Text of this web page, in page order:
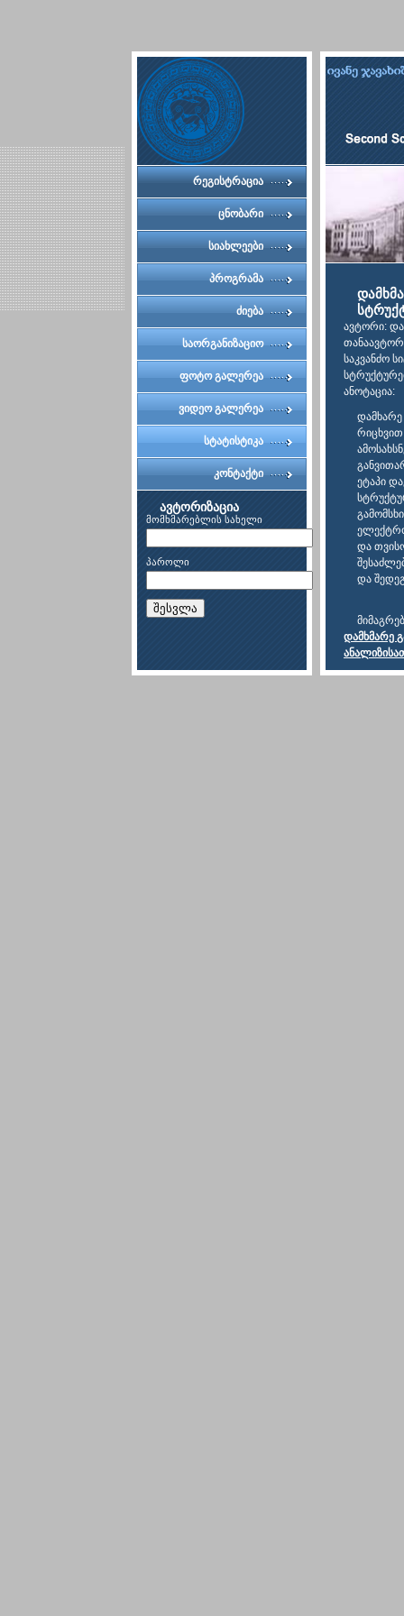
რეგისტრაცია
ცნობარი
სიახლეები
პროგრამა
ძიება
საორგანიზაციო
კომიტეტი
ფოტო გალერეა
ვიდეო გალერეა
სტატისტიკა
კონტაქტი
ავტორიზაცია
მომხმარებლის სახელი
პაროლი
შესვლა
ავტორი:
საკვანძო
ანოტაცია:
რიცხვით
ეტაპი
და
და
დამხმარე